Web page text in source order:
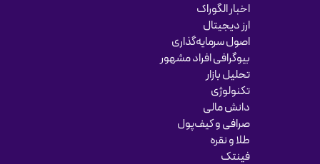
اخبار الگوراک
ارز دیجیتال
اصول سرمایه‌گذاری
بیوگرافی افراد مشهور
تحلیل بازار
تکنولوژی
دانش مالی
صرافی و کیف‌پول
طلا و نقره
فینتک